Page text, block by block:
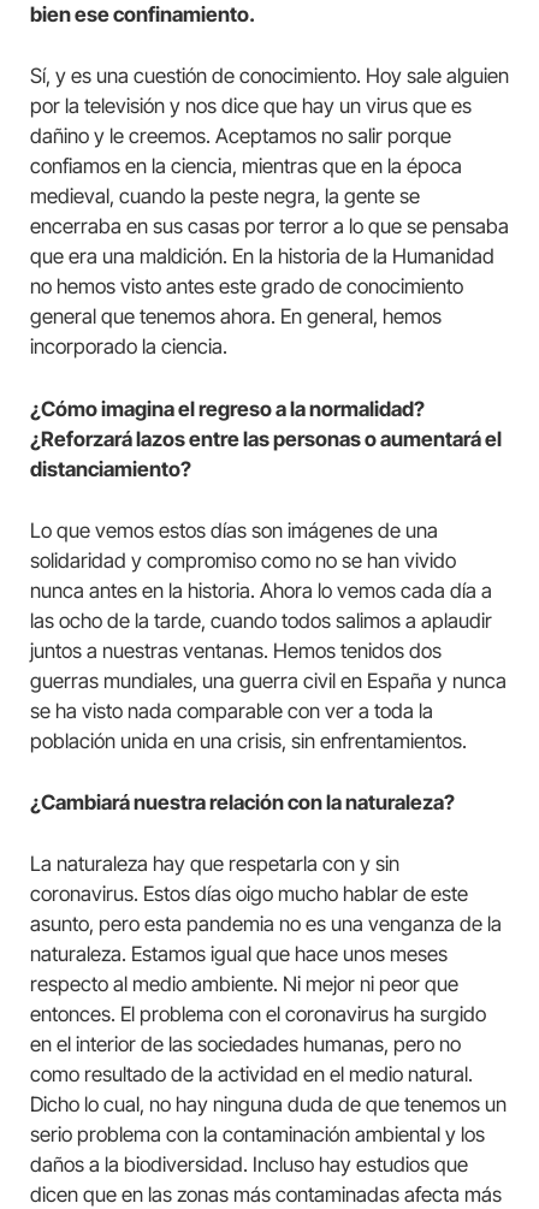
bien ese confinamiento.
Sí, y es una cuestión de conocimiento. Hoy sale alguien
por la televisión y nos dice que hay un virus que es
dañino y le creemos. Aceptamos no salir porque
confiamos en la ciencia, mientras que en la época
medieval, cuando la peste negra, la gente se
encerraba en sus casas por terror a lo que se pensaba
que era una maldición. En la historia de la Humanidad
no hemos visto antes este grado de conocimiento
general que tenemos ahora. En general, hemos
incorporado la ciencia.
¿Cómo imagina el regreso a la normalidad?
¿Reforzará lazos entre las personas o aumentará el
distanciamiento?
Lo que vemos estos días son imágenes de una
solidaridad y compromiso como no se han vivido
nunca antes en la historia. Ahora lo vemos cada día a
las ocho de la tarde, cuando todos salimos a aplaudir
juntos a nuestras ventanas. Hemos tenidos dos
guerras mundiales, una guerra civil en España y nunca
se ha visto nada comparable con ver a toda la
población unida en una crisis, sin enfrentamientos.
¿Cambiará nuestra relación con la naturaleza?
La naturaleza hay que respetarla con y sin
coronavirus. Estos días oigo mucho hablar de este
asunto, pero esta pandemia no es una venganza de la
naturaleza. Estamos igual que hace unos meses
respecto al medio ambiente. Ni mejor ni peor que
entonces. El problema con el coronavirus ha surgido
en el interior de las sociedades humanas, pero no
como resultado de la actividad en el medio natural.
Dicho lo cual, no hay ninguna duda de que tenemos un
serio problema con la contaminación ambiental y los
daños a la biodiversidad. Incluso hay estudios que
dicen que en las zonas más contaminadas afecta más